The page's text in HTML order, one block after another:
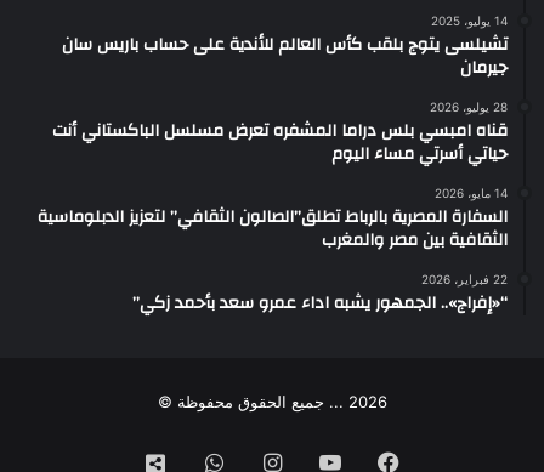
14 يوليو، 2025
تشيلسى يتوج بلقب كأس العالم للأندية على حساب باريس سان
جيرمان
28 يوليو، 2026
قناه امبسي بلس دراما المشفره تعرض مسلسل الباكستاني أنت
حياتي أسرتي مساء اليوم
14 مايو، 2026
السفارة المصرية بالرباط تطلق”الصالون الثقافي” لتعزيز الدبلوماسية
الثقافية بين مصر والمغرب
22 فبراير، 2026
“«إفراج».. الجمهور يشبه اداء عمرو سعد بأحمد زكي”
2026 ... جميع الحقوق محفوظة ©
فيسبوك‫YouTubeانستقرامواتسابتيك